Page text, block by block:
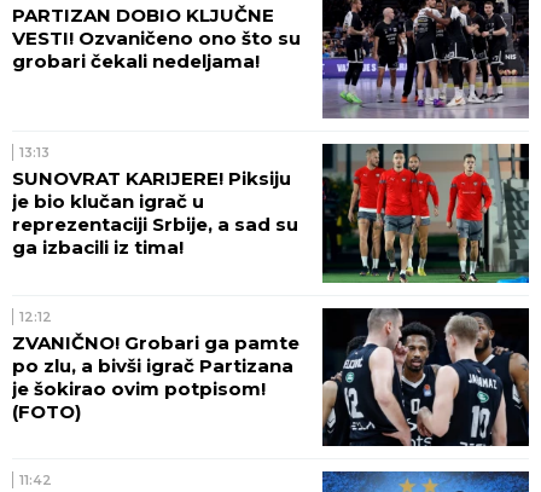
PARTIZAN DOBIO KLJUČNE
VESTI! Ozvaničeno ono što su
grobari čekali nedeljama!
13:13
SUNOVRAT KARIJERE! Piksiju
je bio klučan igrač u
reprezentaciji Srbije, a sad su
ga izbacili iz tima!
12:12
ZVANIČNO! Grobari ga pamte
po zlu, a bivši igrač Partizana
je šokirao ovim potpisom!
(FOTO)
11:42